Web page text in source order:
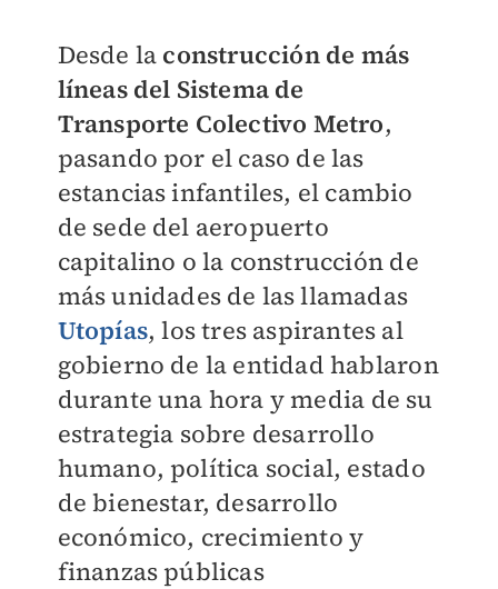
Desde la construcción de más
líneas del Sistema de
Transporte Colectivo Metro,
pasando por el caso de las
estancias infantiles, el cambio
de sede del aeropuerto
capitalino o la construcción de
más unidades de las llamadas
Utopías, los tres aspirantes al
gobierno de la entidad hablaron
durante una hora y media de su
estrategia sobre desarrollo
humano, política social, estado
de bienestar, desarrollo
económico, crecimiento y
finanzas públicas